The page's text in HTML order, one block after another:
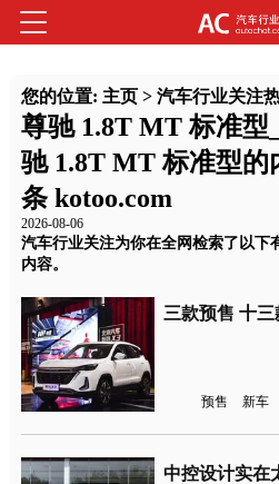
您的位置: 主页> 汽车行业关注
尊驰 1.8T MT 标准型
驰 1.8T MT 标准型的
条 kotoo.com
2026-08-06
汽车行业关注为你在全网检索了以下
内容。
三款预售 十
预售 新车